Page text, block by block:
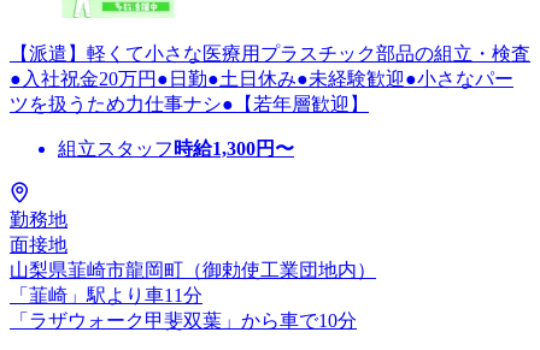
【派遣】軽くて小さな医療用プラスチック部品の組立・検査
●入社祝金20万円●日勤●土日休み●未経験歓迎●小さなパー
ツを扱うため力仕事ナシ●【若年層歓迎】
組立スタッフ 時給1,300円〜
勤務地
面接地
山梨県韮崎市龍岡町（御勅使工業団地内）
「韮崎」駅より車11分
「ラザウォーク甲斐双葉」から車で10分